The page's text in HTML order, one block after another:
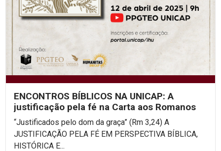
ENCONTROS BÍBLICOS NA UNICAP: A
justificação pela fé na Carta aos Romanos
“Justificados pelo dom da graça” (Rm 3,24) A
JUSTIFICAÇÃO PELA FÉ EM PERSPECTIVA BÍBLICA,
HISTÓRICA E...